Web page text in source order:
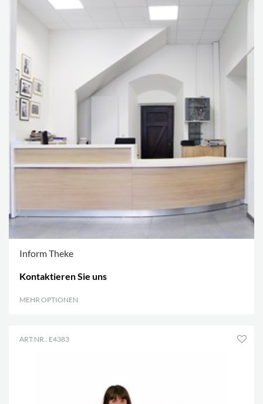
Inform Theke
Kontaktieren Sie uns
MEHR OPTIONEN
ART.NR.: E4383